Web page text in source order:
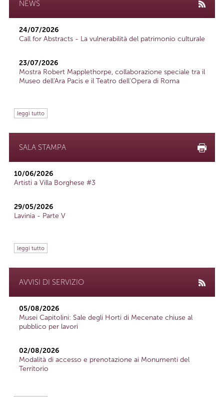
NEWS
24/07/2026
Call for Abstracts - La vulnerabilità del patrimonio culturale
23/07/2026
Mostra Robert Mapplethorpe, collaborazione speciale tra il
Museo dell'Ara Pacis e il Teatro dell'Opera di Roma
leggi tutto
SALA STAMPA
10/06/2026
Artisti a Villa Borghese #3
29/05/2026
Lavinia - Parte V
leggi tutto
AVVISI DI SERVIZIO
05/08/2026
Musei Capitolini: Sale degli Horti di Mecenate chiuse al
pubblico per lavori
02/08/2026
Modalità di accesso e prenotazione ai Monumenti del
Territorio